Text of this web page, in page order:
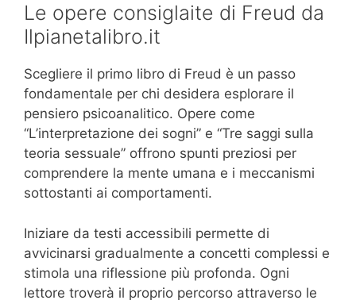
Le opere consiglaite di Freud da
Ilpianetalibro.it
Scegliere il primo libro di Freud è un passo
fondamentale per chi desidera esplorare il
pensiero psicoanalitico. Opere come
“L’interpretazione dei sogni” e “Tre saggi sulla
teoria sessuale” offrono spunti preziosi per
comprendere la mente umana e i meccanismi
sottostanti ai comportamenti.
Iniziare da testi accessibili permette di
avvicinarsi gradualmente a concetti complessi e
stimola una riflessione più profonda. Ogni
lettore troverà il proprio percorso attraverso le